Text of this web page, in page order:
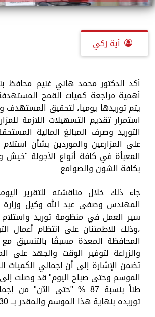
آية زكي
أكد الدكتور محمد هاني غنيم
أهمية مراجعة كميات القمح
يتم توريدها يوميا، لتحقيق المستهدف
استمرار تقديم التسهيلات اللازمة
التوريد وصرف المبالغ المالية
على المزارعين والموردين بشأن استلام
المعبأة في كافة أنواع الأجولة "خيش
بكافة الشون والصوامع
جاء ذلك خلال مناقشته للتقرير
المهندس وصفى عبد الله وكيل وزارة
سير العمل في منظومة توريد واستلام
،وذلك للاطمئنان على انتظام أعمال
المحافظة المعدة مسبقًا بالتنسيق مع
والزراعة لتوفير الوقت والجهد على
تضمن الإشارة إلى أن إجمالي الكميات
طناً بنسبة 87 % "حتى الآن"
توريده بنهاية هذا الموسم والمقدر بــ 230 ألف طن